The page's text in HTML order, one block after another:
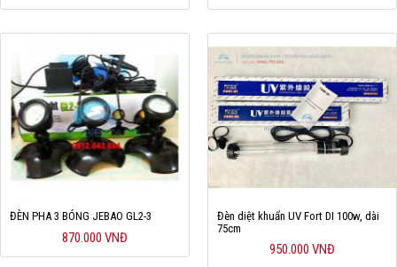
ĐÈN PHA 3 BÓNG JEBAO GL2-3
870.000 VNĐ
Đèn diệt khuẩn UV Fort DI 100w, dài
75cm
950.000 VNĐ